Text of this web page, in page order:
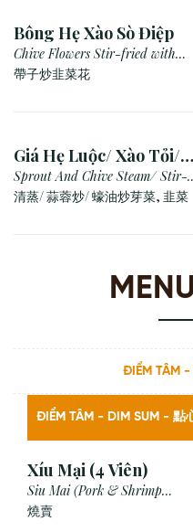
Bông Hẹ Xào Sò Điệp
Chive Flowers Stir-fried with
Scallop
帶子炒韭菜花
Giá Hẹ Luộc/ Xào Tỏi/
Xào Dầu Hào
Sprout And Chive Steam/ Stir-
fried with Garlic/ Oyster Sauce
清蒸/ 蒜蓉炒/ 蠔油炒芽菜, 韭菜
ĐIỂM TÂM
ĐIỂM TÂM - DIM SUM - 點
Xíu Mại (4 Viên)
Siu Mai (Pork & Shrimp
Dumpling)
燒賣